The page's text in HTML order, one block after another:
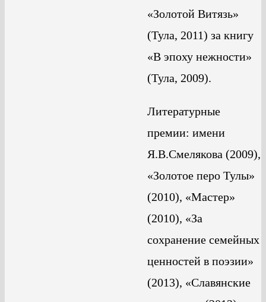
«Золотой Витязь»
(Тула, 2011) за книгу
«В эпоху нежности»
(Тула, 2009).
Литературные
премии: имени
Я.В.Смелякова (2009),
«Золотое перо Тулы»
(2010), «Мастер»
(2010), «За
сохранение семейных
ценностей в поэзии»
(2013), «Славянские